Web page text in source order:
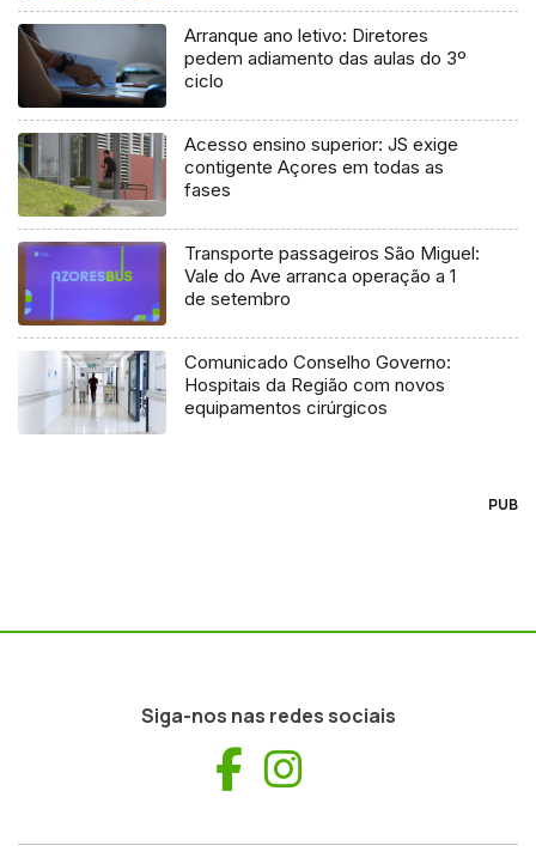
Arranque ano letivo: Diretores
pedem adiamento das aulas do 3º
ciclo
Acesso ensino superior: JS exige
contigente Açores em todas as
fases
Transporte passageiros São Miguel:
Vale do Ave arranca operação a 1
de setembro
Comunicado Conselho Governo:
Hospitais da Região com novos
equipamentos cirúrgicos
PUB
Siga-nos nas redes sociais
Facebook